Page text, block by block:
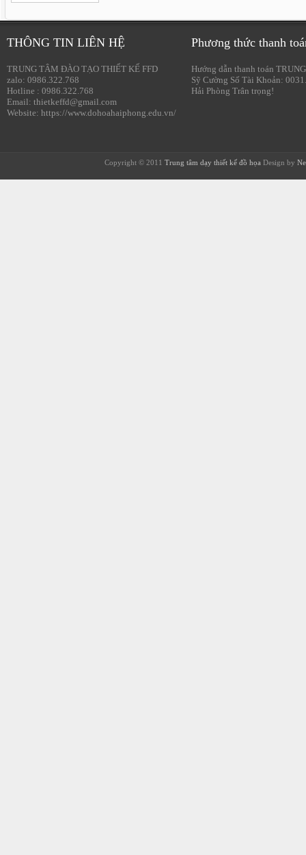
THÔNG TIN LIÊN HỆ
TRUNG TÂM ĐÀO TẠO THIẾT KẾ FFD
zalo: 0986.322.768
Hotline : 0986.322.768
Email: thietkeffd@gmail.com
Website: https://www.dohoahaiphong.edu.vn/
Phương thức thanh
Hướng dẫn thanh toán
Sỹ Cường Số Tài Khoản:
Hải Phòng Trân trọng!
Copyright © 2011 Trung tâm dạy thiết kế đồ họa Design by